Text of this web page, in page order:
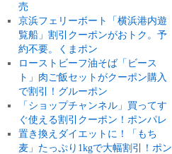
売
京浜フェリーボート「横浜港内遊
覧船」割引クーポンがおトク。予
約不要。くまポン
ローストビーフ油そば「ビース
ト」肉ご飯セットがクーポン購入
で割引！グルーポン
「ショップチャンネル」買ってす
ぐ使える割引クーポン！ポンパレ
置き換えダイエットに！「もち
麦」たっぷり1kgで大幅割引！ポン